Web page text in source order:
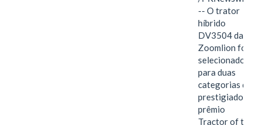
-- O trator
híbrido
DV3504 da
Zoomlion foi
selecionado
para duas
categorias do
prestigiado
prêmio
Tractor of the